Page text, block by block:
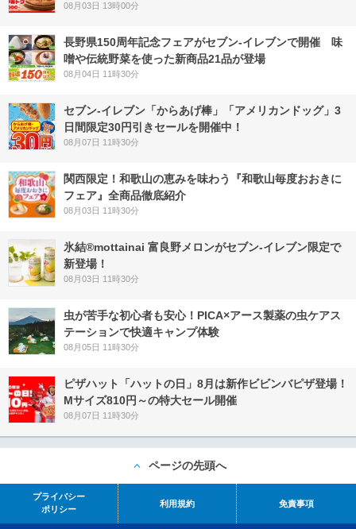
08月03日 13時00分
長野県150周年記念フェアがセブン-イレブンで開催 味
噌や伝統野菜を使った新商品21品が登場
08月04日 11時30分
セブン‐イレブン「からあげ棒」「アメリカンドッグ」3
日間限定30円引きセールを開催中！
08月07日 11時30分
関西限定！和歌山の恵みを味わう『和歌山毎度おおきに
フェア』全商品徹底紹介
08月03日 11時30分
氷結®mottainai 富良野メロンがセブン‐イレブン限定で
新登場！
08月03日 11時30分
虫が苦手な初心者も安心！PICA×アース製薬の虫ケアス
テーションで快適キャンプ体験
08月05日 11時30分
ピザハット「ハットの日」8月は新作ビビンバピザ登場！
Mサイズ810円～の特大セール開催
08月07日 11時30分
ページの先頭へ
プライバシー
ポリシー
利用規約 免責事項